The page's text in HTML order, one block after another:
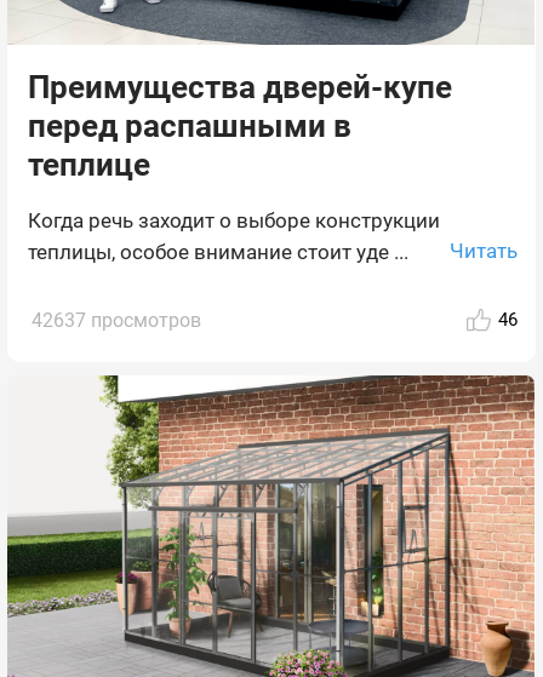
Преимущества дверей-купе
перед распашными в
теплице
Когда речь заходит о выборе конструкции
теплицы, особое внимание стоит уде ...
Читать
42637 просмотров 46